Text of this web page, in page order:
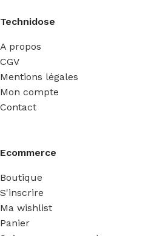
Technidose
A propos
CGV
Mentions légales
Mon compte
Contact
Ecommerce
Boutique
S'inscrire
Ma wishlist
Panier